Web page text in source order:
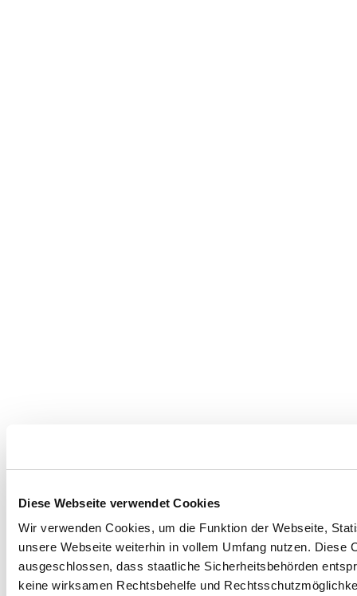
Diese Webseite verwendet Cookies
Wir verwenden Cookies, um die Funktion der Webseite,
unsere Webseite weiterhin in vollem Umfang nutzen.
ausgeschlossen, dass staatliche Sicherheitsbehörden
keine wirksamen Rechtsbehelfe und